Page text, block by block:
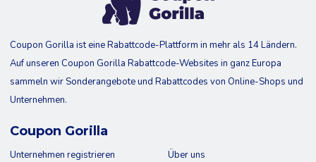
Coupon Gorilla ist eine Rabattcode-Plattform in mehr als 14 Ländern.
Auf unseren Coupon Gorilla Rabattcode-Websites in ganz Europa
sammeln wir Sonderangebote und Rabattcodes von Online-Shops und
Unternehmen.
Coupon Gorilla
Unternehmen registrieren Über uns